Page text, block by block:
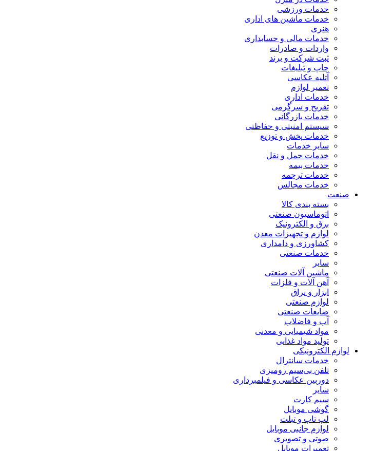
خدمات ورزشی
خدمات ماشین های اداری
هنری
خدمات مالی و حسابداری
واردات و صادرات
ثبت شرکت و برند
چاپ و تبلیغات
آتلیه عکاسی
تعمیر لوازم
خدمات اداری
تفریح و سرگرمی
خدمات بازرگانی
سیستم امنیتی و حفاظتی
خدمات پخش و توزیع
سایر خدمات
خدمات حمل و نقل
خدمات بیمه
خدمات ترجمه
خدمات مجالس
صنعت
بسته بندی کالا
اتوماسیون صنعتی
برق و الکترونیک
لوازم و تجهیزات معدن
کشاورزی و دامداری
خدمات صنعتی
سایر
ماشین آلات صنعتی
آهن آلات و فلزات
ابزار و یراق
لوازم صنعتی
ضایعات صنعتی
آب و فاضلاب
مواد شیمیایی و معدنی
تولید مواد غذایی
لوازم الکترونیکی
خدمات سانترال
تلفن بی‌سیم رومیزی
دوربین عکاسی و فیلمبرداری
سایر
سیم کارت
گوشی موبایل
لپ تاپ و تبلت
لوازم جانبی موبایل
صوتی و تصویری
تعمیرات موبایل